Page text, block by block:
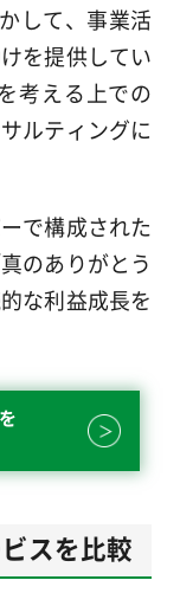
して、事業活
を提供してい
考える上での
ルティングに
で構成された
のありがとう
な利益成長を
スを比較